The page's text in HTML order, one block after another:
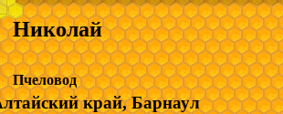
и прайс скину в мессенджеры.
вопросы; Звоните но могу быть не
нет или пишите в Max, WhatsApp по
Николай
Пчеловод
край, Барнаул